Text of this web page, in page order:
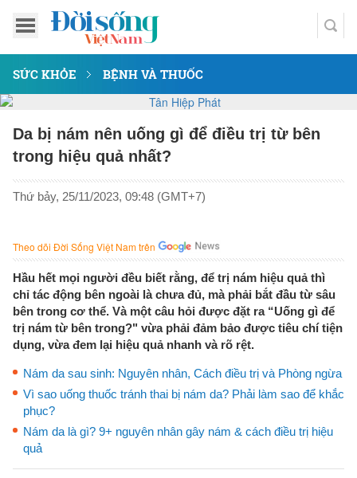
SỨC KHỎE BỆNH VÀ THUỐC
Da bị nám nên uống gì để điều trị từ bên
trong hiệu quả nhất?
Thứ bảy, 25/11/2023, 09:48 (GMT+7)
Theo dõi Đời Sống Việt Nam trên
Hầu hết mọi người đều biết rằng, để trị nám hiệu quả thì
chỉ tác động bên ngoài là chưa đủ, mà phải bắt đầu từ sâu
bên trong cơ thể. Và một câu hỏi được đặt ra “Uống gì để
trị nám từ bên trong?" vừa phải đảm bảo được tiêu chí tiện
dụng, vừa đem lại hiệu quả nhanh và rõ rệt.
Nám da sau sinh: Nguyên nhân, Cách điều trị và Phòng ngừa
Vì sao uống thuốc tránh thai bị nám da? Phải làm sao để khắc
phục?
Nám da là gì? 9+ nguyên nhân gây nám & cách điều trị hiệu
quả